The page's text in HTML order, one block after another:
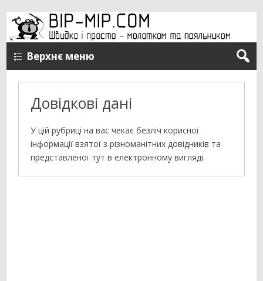
Верхнє меню
Довідкові дані
У цій рубриці на вас чекає безліч корисної
інформації взятої з різноманітних довідників та
представленої тут в електронному вигляді.